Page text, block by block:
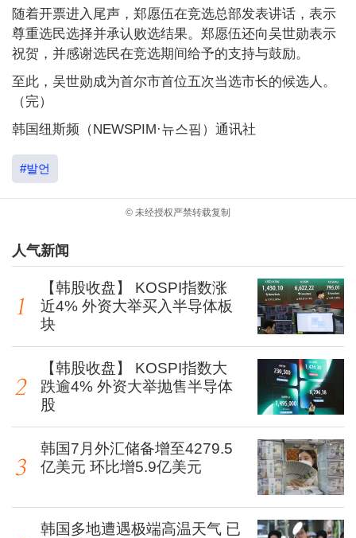
随着开票进入尾声，郑愿伍在竞选总部发表讲话，表示
尊重选民选择并承认败选结果。郑愿伍还向吴世勋表示
祝贺，并感谢选民在竞选期间给予的支持与鼓励。
至此，吴世勋成为首尔市首位五次当选市长的候选人。
（完）
韩国纽斯频（NEWSPIM·뉴스핌）通讯社
#발언
© 未经授权严禁转载复制
人气新闻
【韩股收盘】 KOSPI指数涨
近4% 外资大举买入半导体板
块
【韩股收盘】 KOSPI指数大
跌逾4% 外资大举抛售半导体
股
韩国7月外汇储备增至4279.5
亿美元 环比增5.9亿美元
韩国多地遭遇极端高温天气 已